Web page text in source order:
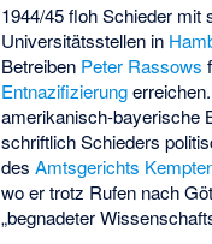
1944/45 floh Schieder mit
Universitätsstellen in
Betreiben Peter Rassows
Entnazifizierung
amerikanisch-bayerische
schriftlich Schieders
desAmtsgerichts
wo er trotz Rufen nach
„begnadeter